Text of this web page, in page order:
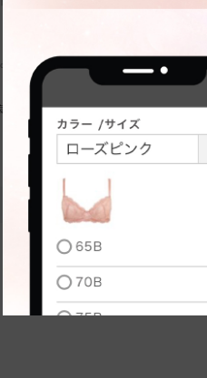
台 骨格タイプ:
ったです。ちなみにバストアップ